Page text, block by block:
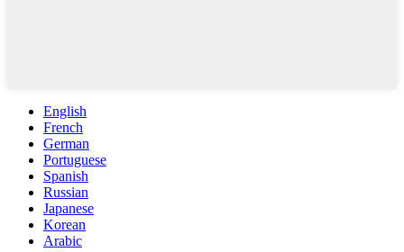
English
French
German
Portuguese
Spanish
Russian
Japanese
Korean
Arabic